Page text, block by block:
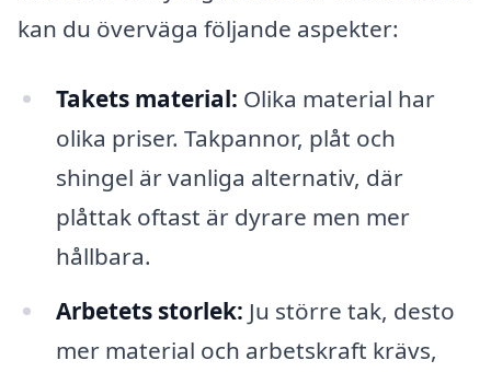
kan du överväga följande aspekter:
Takets material: Olika material har
olika priser. Takpannor, plåt och
shingel är vanliga alternativ, där
plåttak oftast är dyrare men mer
hållbara.
Arbetets storlek: Ju större tak, desto
mer material och arbetskraft krävs,